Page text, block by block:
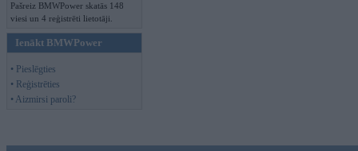
Pašreiz BMWPower skatās 148
viesi un 4 reģistrēti lietotāji.
Ienākt BMWPower
• Pieslēgties
• Reģistrēties
• Aizmirsi paroli?